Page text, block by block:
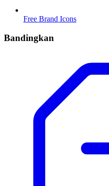
Free Brand Icons
Bandingkan